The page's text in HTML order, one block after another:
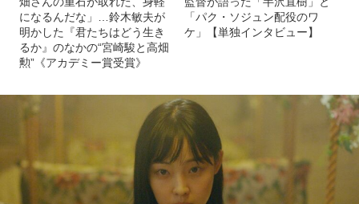
になるんだな」…鈴木敏夫が
明かした『君たちはどう生き
るか』のなかの“宮崎駿と高畑
勲”《アカデミー賞受賞》
「パク・ソジュン配役のワ
ケ」【単独インタビュー】